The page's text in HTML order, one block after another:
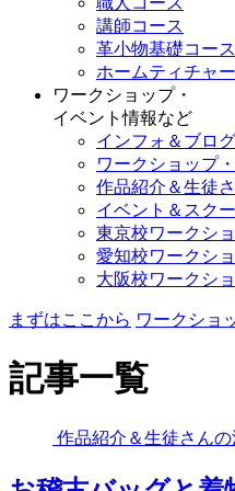
講師コース
革小物基礎コース
ホームティチャ
ワークショップ・
イベント情報など
インフォ＆ブロ
ワークショップ
作品紹介＆生徒
イベント＆スク
東京校ワークシ
愛知校ワークシ
大阪校ワークシ
まずはここから ワークショ
記事一覧
作品紹介＆生徒さんの